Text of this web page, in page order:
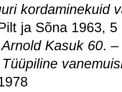
kordaminekuid
ja Sõna 1963, 5
Arnold Kasuk 60.
Tüüpiline